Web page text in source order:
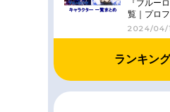
『ブルー
覧｜プロ
グ、キャ
る情報ま
2024/04/
ランキン